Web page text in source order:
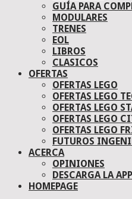
GUÍA PARA
MODULARES
TRENES
EOL
LIBROS
CLASICOS
OFERTAS
OFERTAS LEGO
OFERTAS LEGO
OFERTAS LEGO
OFERTAS LEGO
OFERTAS LEGO
FUTUROS
ACERCA
OPINIONES
DESCARGA LA APP
HOMEPAGE